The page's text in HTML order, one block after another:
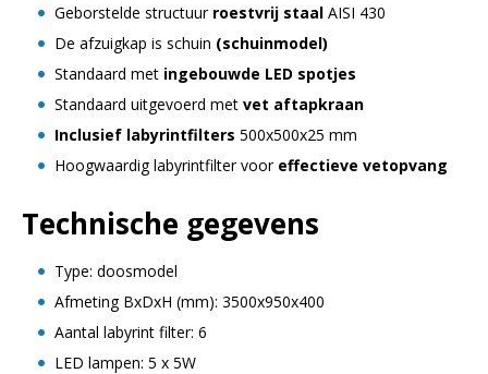
Geborstelde structuur roestvrij staal AISI 430
De afzuigkap is schuin (schuinmodel)
Standaard met ingebouwde LED spotjes
Standaard uitgevoerd met vet aftapkraan
Inclusief labyrintfilters 500x500x25 mm
Hoogwaardig labyrintfilter voor effectieve vetopvang
Technische gegevens
Type: doosmodel
Afmeting BxDxH (mm): 3500x950x400
Aantal labyrint filter: 6
LED lampen: 5 x 5W